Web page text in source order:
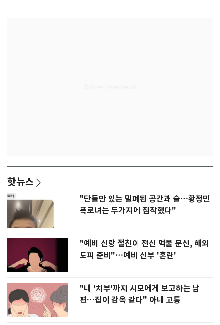
핫뉴스
"단둘만 있는 밀폐된 공간과 술…황정민
폭로녀는 두가지에 집착했다"
"예비 신랑 절친이 전신 먹물 문신, 해외
도피 준비"…예비 신부 '혼란'
"내 '치부'까지 시모에게 보고하는 남
편…집이 감옥 같다" 아내 고통